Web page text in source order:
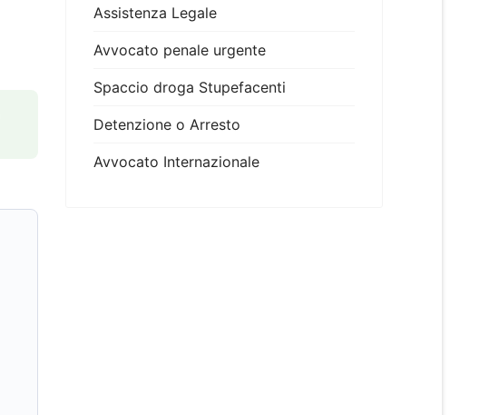
Assistenza Legale
Avvocato penale urgente
Spaccio droga Stupefacenti
Detenzione o Arresto
Avvocato Internazionale